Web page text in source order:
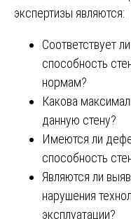
экспертизы являются:
Соответствует
способность
нормам?
Какова
данную стену?
Имеются ли
способность
Являются ли
нарушения
эксплуатации?